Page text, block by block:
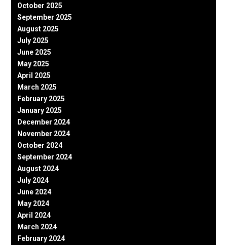
October 2025
September 2025
August 2025
July 2025
June 2025
May 2025
April 2025
March 2025
February 2025
January 2025
December 2024
November 2024
October 2024
September 2024
August 2024
July 2024
June 2024
May 2024
April 2024
March 2024
February 2024